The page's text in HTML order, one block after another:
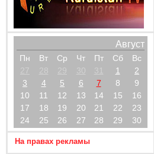
Август
Пн Вт Ср Чт Пт Сб
Вс
27
28 29 30 31 1
2
3
4 5 6 7 8
9
10
11 12 13 14 15
16
17
18 19 20 21 22
23
24
25 26 27 28 29 30
На правах рекламы